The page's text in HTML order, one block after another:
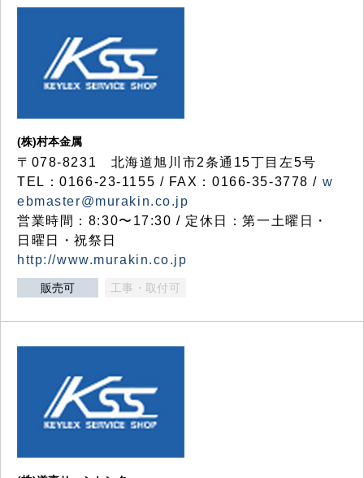
(株)村本金属
〒078-8231 北海道旭川市2条通15丁目左5号
TEL：0166-23-1155 / FAX：0166-35-3778 / w
ebmaster@murakin.co.jp
営業時間：8:30〜17:30 / 定休日：第一土曜日・
日曜日・祝祭日
http://www.murakin.co.jp
販売可 工事・取付可